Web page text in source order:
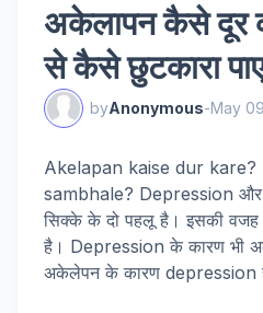
अकेलापन कैसे
से कैसे छुटकारा
byAnonymous-May
Akelapan kaise dur kare?
sambhale? Depression और
सिक्के के दो पहलू है। इसकी वजह
है। Depression के कारण भी
अकेलेपन के कारण depression